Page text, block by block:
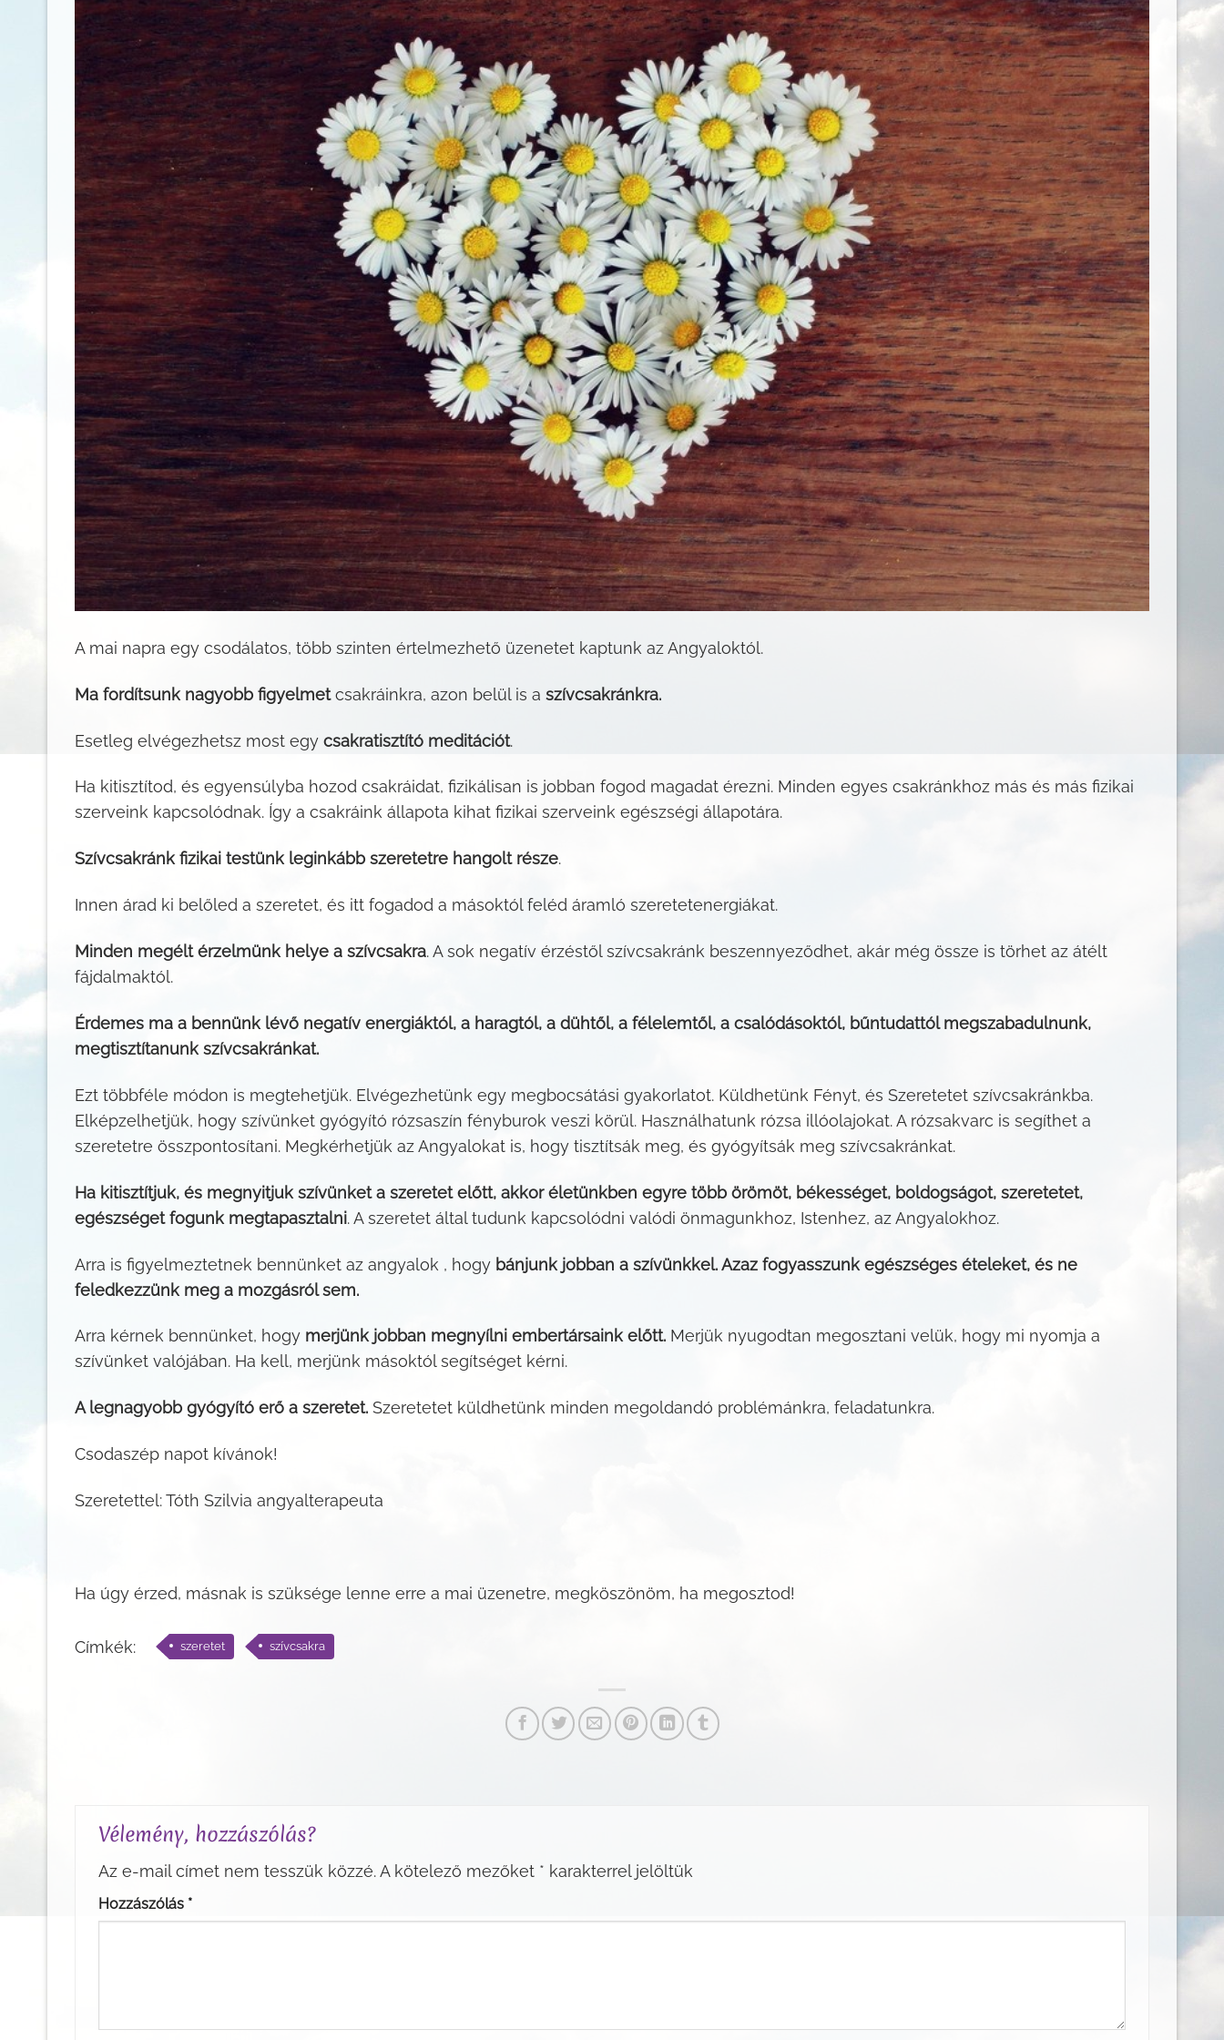
A mai napra egy csodálatos, több szinten értelmezhető üzenetet kaptunk az Angyaloktól.
Ma fordítsunk nagyobb figyelmetcsakráinkra, azon belül is a szívcsakránkra.
Esetleg elvégezhetsz most egy csakratisztító meditációt.
Ha kitisztítod, és egyensúlyba hozod csakráidat, fizikálisan is jobban fogod magadat érezni. Minden egyes csakránkhoz más és más fizikai
szerveink kapcsolódnak. Így a csakráink állapota kihat fizikai szerveink egészségi állapotára.
Szívcsakránk fizikai testünk leginkább szeretetre hangolt része.
Innen árad ki belőled a szeretet, és itt fogadod a másoktól feléd áramló szeretetenergiákat.
Minden megélt érzelmünk helye a szívcsakra. A sok negatív érzéstől szívcsakránk beszennyeződhet, akár még össze is törhet az átélt
fájdalmaktól.
Érdemes ma a bennünk lévő negatív energiáktól, a haragtól, a dühtől, a félelemtől, a csalódásoktól, bűntudattól megszabadulnunk,
megtisztítanunk szívcsakránkat.
Ezt többféle módon is megtehetjük. Elvégezhetünk egy megbocsátási gyakorlatot. Küldhetünk Fényt, és Szeretetet szívcsakránkba.
Elképzelhetjük, hogy szívünket gyógyító rózsaszín fényburok veszi körül. Használhatunk rózsa illóolajokat. A rózsakvarc is segíthet a
szeretetre összpontosítani. Megkérhetjük az Angyalokat is, hogy tisztítsák meg, és gyógyítsák meg szívcsakránkat.
Ha kitisztítjuk, és megnyitjuk szívünket a szeretet előtt, akkor életünkben egyre több örömöt, békességet, boldogságot, szeretetet,
egészséget fogunk megtapasztalni. A szeretet által tudunk kapcsolódni valódi önmagunkhoz, Istenhez, az Angyalokhoz.
Arra is figyelmeztetnek bennünket az angyalok , hogy bánjunk jobban a szívünkkel. Azaz fogyasszunk egészséges ételeket, és ne
feledkezzünk meg a mozgásról sem.
Arra kérnek bennünket, hogy merjünk jobban megnyílni embertársaink előtt. Merjük nyugodtan megosztani velük, hogy mi nyomja a
szívünket valójában. Ha kell, merjünk másoktól segítséget kérni.
A legnagyobb gyógyító erő a szeretet. Szeretetet küldhetünk minden megoldandó problémánkra, feladatunkra.
Csodaszép napot kívánok!
Szeretettel: Tóth Szilvia angyalterapeuta
Ha úgy érzed, másnak is szüksége lenne erre a mai üzenetre, megköszönöm, ha megosztod!
Címkék: szeretet szívcsakra
Vélemény, hozzászólás?
Az e-mail címet nem tesszük közzé.A kötelező mezőket * karakterrel jelöltük
Hozzászólás *